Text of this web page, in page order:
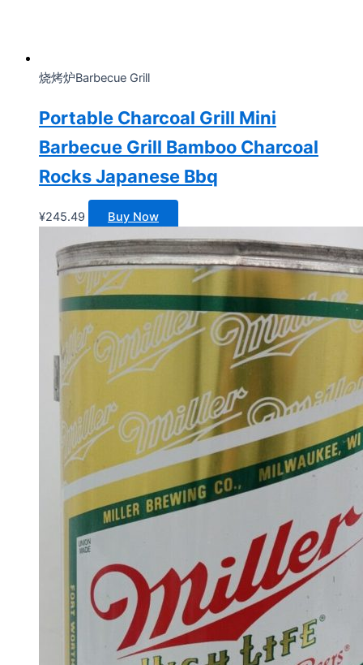
烧烤炉Barbecue Grill
Portable Charcoal Grill Mini
Barbecue Grill Bamboo Charcoal
Rocks Japanese Bbq
¥245.49 Buy Now